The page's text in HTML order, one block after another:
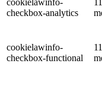
cookielawinfo-
checkbox-analytics
11
cookielawinfo-
checkbox-functional
11